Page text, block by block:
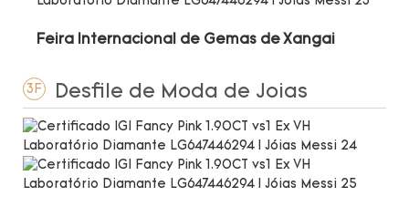
Feira Internacional de Gemas de Xangai
3F Desfile de Moda de Joias